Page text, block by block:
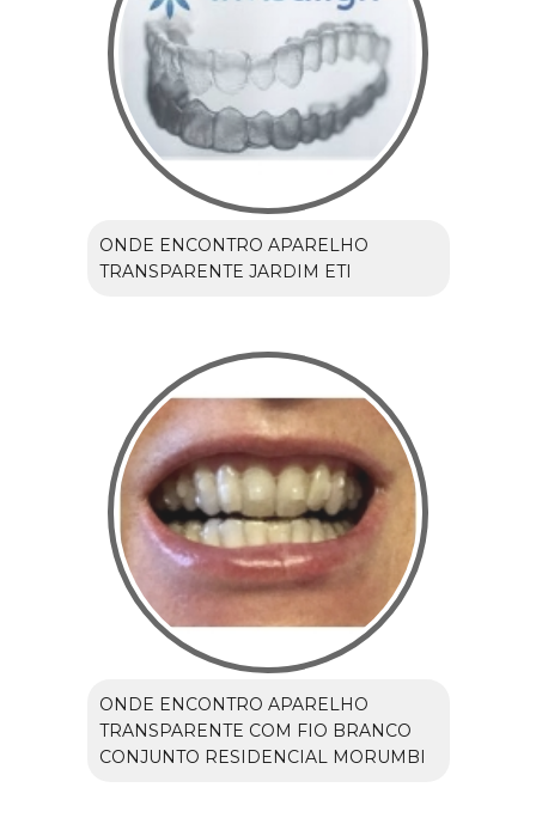
ONDE ENCONTRO APARELHO
TRANSPARENTE JARDIM ETI
ONDE ENCONTRO APARELHO
TRANSPARENTE COM FIO BRANCO
CONJUNTO RESIDENCIAL MORUMBI